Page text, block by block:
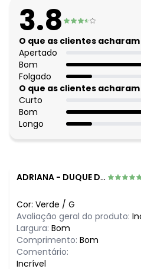
Comprimento: Alongado
Material: Malha de Viscose
Estação: Ano Inteiro
Situação de Uso: Casual
Composição Material: 97%
3.8
O que as clientes
Apertado
Bom
Folgado
O que as clientes
Curto
Bom
Longo
ADRIANA - DUQUE DE CAXIAS - RJ
Cor: Verde / G
Avaliação geral do produto:
Largura: Bom
Comprimento: Bom
Comentário:
Incrível